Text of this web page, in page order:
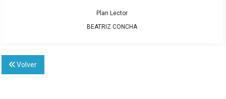
Plan Lector
BEATRIZ CONCHA
Volver